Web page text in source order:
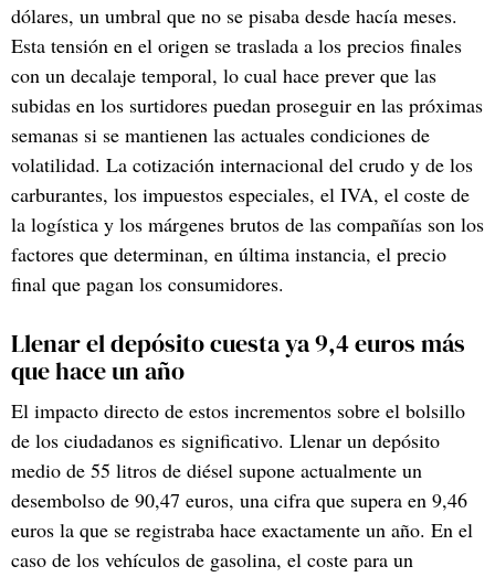
dólares, un umbral que no se pisaba desde hacía meses.
Esta tensión en el origen se traslada a los precios finales
con un decalaje temporal, lo cual hace prever que las
subidas en los surtidores puedan proseguir en las próximas
semanas si se mantienen las actuales condiciones de
volatilidad. La cotización internacional del crudo y de los
carburantes, los impuestos especiales, el IVA, el coste de
la logística y los márgenes brutos de las compañías son los
factores que determinan, en última instancia, el precio
final que pagan los consumidores.
Llenar el depósito cuesta ya 9,4 euros más
que hace un año
El impacto directo de estos incrementos sobre el bolsillo
de los ciudadanos es significativo. Llenar un depósito
medio de 55 litros de diésel supone actualmente un
desembolso de 90,47 euros, una cifra que supera en 9,46
euros la que se registraba hace exactamente un año. En el
caso de los vehículos de gasolina, el coste para un